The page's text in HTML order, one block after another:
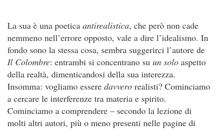
La sua è una poetica antirealistica, che però non cade
nemmeno nell’errore opposto, vale a dire l’idealismo. In
fondo sono la stessa cosa, sembra suggerirci l’autore de
Il Colombre: entrambi si concentrano su un solo aspetto
della realtà, dimenticandosi della sua interezza.
Insomma: vogliamo essere davvero realisti? Cominciamo
a cercare le interferenze tra materia e spirito.
Cominciamo a comprendere – secondo la lezione di
molti altri autori, più o meno presenti nelle pagine di